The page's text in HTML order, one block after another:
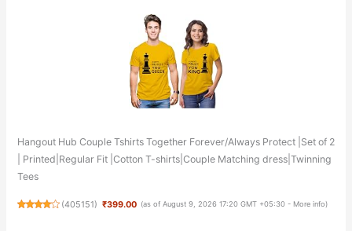
Hangout Hub Couple Tshirts Together Forever/Always Protect |Set of 2
| Printed|Regular Fit |Cotton T-shirts|Couple Matching dress|Twinning
Tees
(405151) ₹399.00 (as of August 9, 2026 17:20 GMT +05:30 - More info)